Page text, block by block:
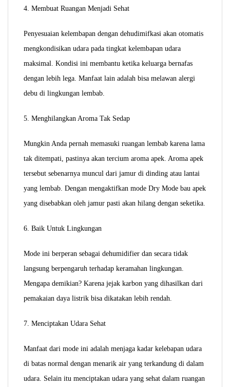
4. Membuat Ruangan Menjadi Sehat
Penyesuaian kelembapan dengan dehudimifkasi akan otomatis
mengkondisikan udara pada tingkat kelembapan udara
maksimal. Kondisi ini membantu ketika keluarga bernafas
dengan lebih lega. Manfaat lain adalah bisa melawan alergi
debu di lingkungan lembab.
5. Menghilangkan Aroma Tak Sedap
Mungkin Anda pernah memasuki ruangan lembab karena lama
tak ditempati, pastinya akan tercium aroma apek. Aroma apek
tersebut sebenarnya muncul dari jamur di dinding atau lantai
yang lembab. Dengan mengaktifkan mode Dry Mode bau apek
yang disebabkan oleh jamur pasti akan hilang dengan seketika.
6. Baik Untuk Lingkungan
Mode ini berperan sebagai dehumidifier dan secara tidak
langsung berpengaruh terhadap keramahan lingkungan.
Mengapa demikian? Karena jejak karbon yang dihasilkan dari
pemakaian daya listrik bisa dikatakan lebih rendah.
7. Menciptakan Udara Sehat
Manfaat dari mode ini adalah menjaga kadar kelebapan udara
di batas normal dengan menarik air yang terkandung di dalam
udara. Selain itu menciptakan udara yang sehat dalam ruangan